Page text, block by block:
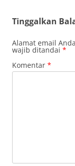
Tinggalkan
Alamat email
wajib ditandai *
Komentar *